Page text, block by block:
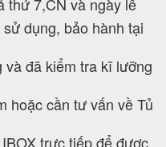
thứ 7,CN và ngày lễ
dụng, bảo hành tại
và đã kiểm tra kĩ lưỡng
hoặc cần tư vấn về Tủ
trực tiếp để được